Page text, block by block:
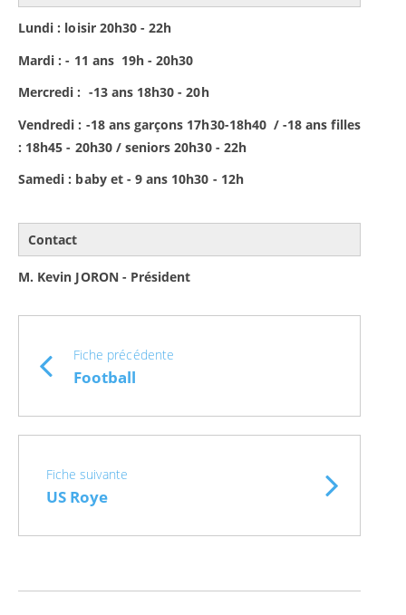
Lundi : loisir 20h30 - 22h
Mardi : - 11 ans 19h - 20h30
Mercredi : -13 ans 18h30 - 20h
Vendredi : -18 ans garçons 17h30-18h40 / -18 ans filles
: 18h45 - 20h30 / seniors 20h30 - 22h
Samedi : baby et - 9 ans 10h30 - 12h
Contact
M. Kevin JORON - Président
Fiche précédente
Football
Fiche suivante
US Roye